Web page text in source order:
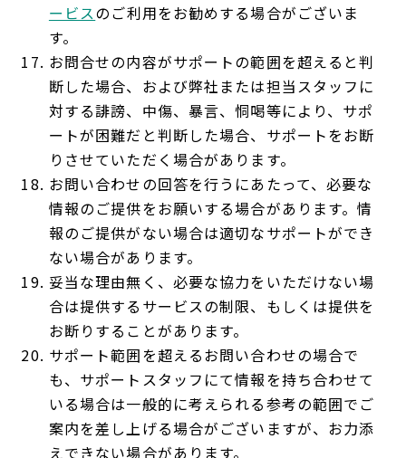
ービスのご利用をお勧めする場合がございま
す。
お問合せの内容がサポートの範囲を超えると判
断した場合、および弊社または担当スタッフに
対する誹謗、中傷、暴言、恫喝等により、サポ
ートが困難だと判断した場合、サポートをお断
りさせていただく場合があります。
お問い合わせの回答を行うにあたって、必要な
情報のご提供をお願いする場合があります。情
報のご提供がない場合は適切なサポートができ
ない場合があります。
妥当な理由無く、必要な協力をいただけない場
合は提供するサービスの制限、もしくは提供を
お断りすることがあります。
サポート範囲を超えるお問い合わせの場合で
も、サポートスタッフにて情報を持ち合わせて
いる場合は一般的に考えられる参考の範囲でご
案内を差し上げる場合がございますが、お力添
えできない場合があります。